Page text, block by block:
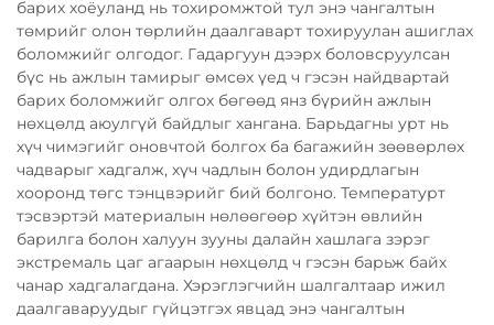
барих хоёуланд нь тохиромжтой тул энэ чангалтын
төмрийг олон төрлийн даалгаварт тохируулан ашиглах
боломжийг олгодог. Гадаргуун дээрх боловсруулсан
бүс нь ажлын тамирыг өмсөх үед ч гэсэн найдвартай
барих боломжийг олгох бөгөөд янз бүрийн ажлын
нөхцөлд аюулгүй байдлыг хангана. Барьдагны урт нь
хүч чимэгийг оновчтой болгох ба багажийн зөөвөрлөх
чадварыг хадгалж, хүч чадлын болон удирдлагын
хооронд төгс тэнцвэрийг бий болгоно. Температурт
тэсвэртэй материалын нөлөөгөөр хүйтэн өвлийн
барилга болон халуун зууны далайн хашлага зэрэг
экстремаль цаг агаарын нөхцөлд ч гэсэн барьж байх
чанар хадгалагдана. Хэрэглэгчийн шалгалтаар ижил
даалгаваруудыг гүйцэтгэх явцад энэ чангалтын